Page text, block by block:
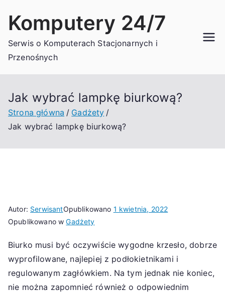
Komputery 24/7
Serwis o Komputerach Stacjonarnych i
Przenośnych
Jak wybrać lampkę biurkową?
Strona główna
Gadżety
Jak wybrać lampkę biurkową?
Autor: SerwisantOpublikowano 1 kwietnia, 2022
Opublikowano wGadżety
Biurko musi być oczywiście wygodne krzesło, dobrze
wyprofilowane, najlepiej z podłokietnikami i
regulowanym zagłówkiem. Na tym jednak nie koniec,
nie można zapomnieć również o odpowiednim